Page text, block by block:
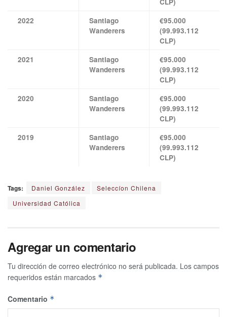
CLP)
2022
Santiago
Wanderers
€95.000
(99.993.112
CLP)
2021
Santiago
Wanderers
€95.000
(99.993.112
CLP)
2020
Santiago
Wanderers
€95.000
(99.993.112
CLP)
2019
Santiago
Wanderers
€95.000
(99.993.112
CLP)
Tags: Daniel González
Seleccíon Chilena
Universidad Católica
Agregar un comentario
Tu dirección de correo electrónico no será publicada. Los campos
requeridos están marcados *
Comentario *